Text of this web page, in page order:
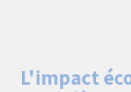
L'impact